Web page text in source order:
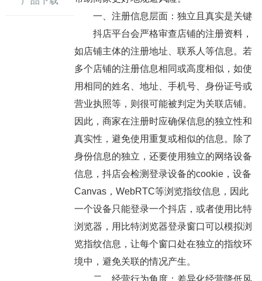
一、注册信息层面：独立且真实是关键
抖店平台会严格审查店铺的注册资料，
如店铺主体的注册地址、联系人等信息。若
多个店铺的注册信息相同或高度相似，如使
用相同的姓名、地址、手机号、身份证号或
营业执照等，则很可能被判定为关联店铺。
因此，商家在注册时应确保信息的独立性和
真实性，避免使用重复或相似的信息。除了
身份信息的独立，还要使用独立的网络设备
信息，抖店会检测登录设备的cookie，设备
Canvas，WebRTC等浏览指纹信息，因此
一个设备只能登录一个抖店，或者使用比特
浏览器，用比特浏览器登录窗口可以模拟浏
览指纹信息，让每个窗口处在独立的指纹环
境中，避免关联的情况产生。
二、经营行为角度：差异化经营降低风